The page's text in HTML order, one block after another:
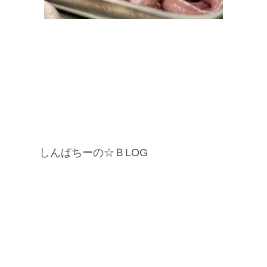
しんぱちーの☆ＢLOG